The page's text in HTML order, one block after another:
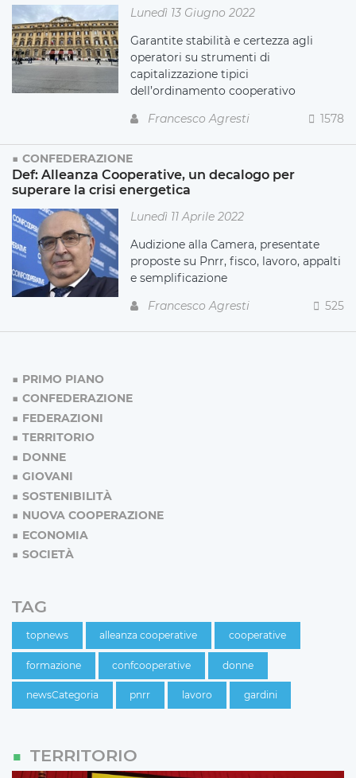
Lunedì 13 Giugno 2022
Garantite stabilità e certezza agli
operatori su strumenti di
capitalizzazione tipici
dell’ordinamento cooperativo
Francesco Agresti
1578
CONFEDERAZIONE
Def: Alleanza Cooperative, un decalogo per
superare la crisi energetica
Lunedì 11 Aprile 2022
Audizione alla Camera, presentate
proposte su Pnrr, fisco, lavoro, appalti
e semplificazione
Francesco Agresti
525
PRIMO PIANO
CONFEDERAZIONE
FEDERAZIONI
TERRITORIO
DONNE
GIOVANI
SOSTENIBILITÀ
NUOVA COOPERAZIONE
ECONOMIA
SOCIETÀ
TAG
topnews alleanza cooperative cooperative
formazione confcooperative donne
newsCategoria pnrr lavoro gardini
TERRITORIO